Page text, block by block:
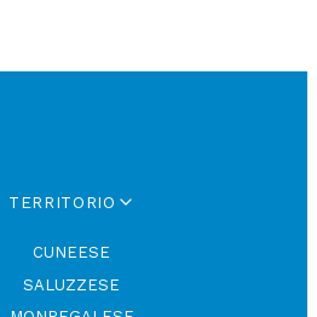
TERRITORIO
CUNEESE
SALUZZESE